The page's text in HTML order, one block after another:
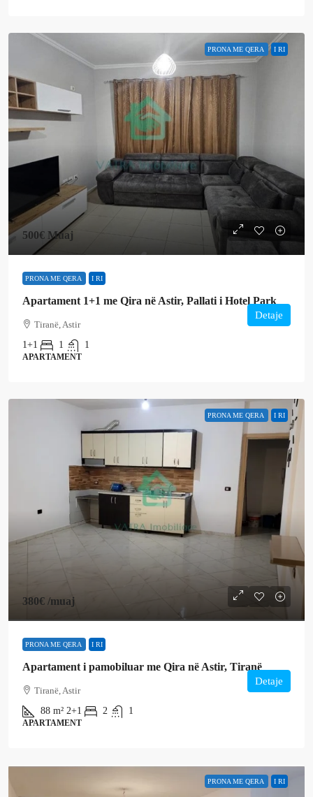
PRONA ME QERA I RI
500€ Muaj
PRONA ME QERA I RI
Apartament 1+1 me Qira në Astir, Pallati i Hotel Park
Tiranë, Astir
1+1
1 1
APARTAMENT
Detaje
PRONA ME QERA I RI
380€ /muaj
PRONA ME QERA I RI
Apartament i pamobiluar me Qira në Astir, Tiranë
Tiranë, Astir
88 m² 2+1 2 1
APARTAMENT
Detaje
PRONA ME QERA I RI